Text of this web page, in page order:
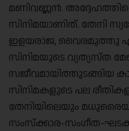
മണിവണ്ണന്‍.
സിനിമയാണിത്. തേനി
ഇളയരാജ, വൈരമുത്തു
സിനിമയുടെ വ്യത്യസ്ത
സജീവമായിത്തുടങ്ങിയ
സിനിമകളുടെ പല
തേനിയിലെയും
സംസ്‌ക്കാര-സംഗീത-